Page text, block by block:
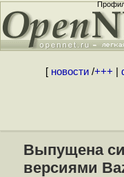
[ новости/+++
Выпущена
версиями